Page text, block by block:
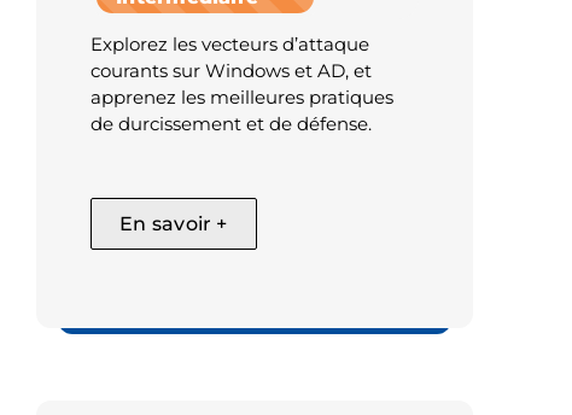
Explorez les vecteurs d’attaque
courants sur Windows et AD, et
apprenez les meilleures pratiques
de durcissement et de défense.
En savoir +